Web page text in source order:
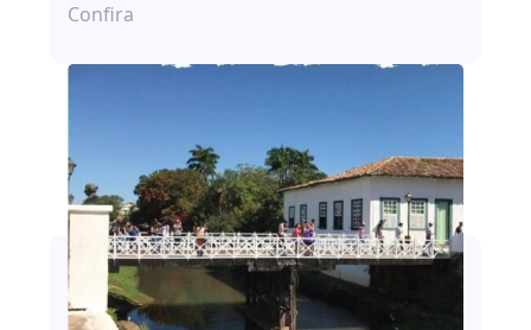
Confira